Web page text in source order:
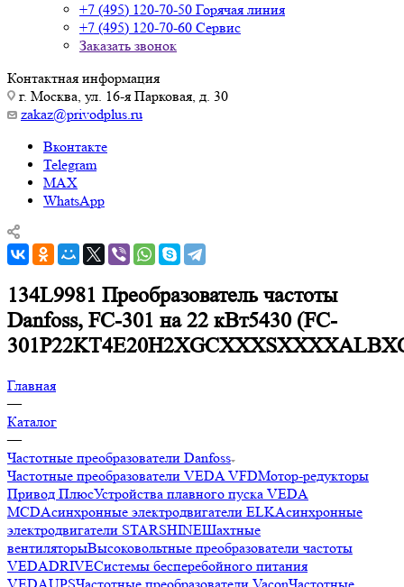
+7 (495) 120-70-50 Горячая линия
+7 (495) 120-70-60 Сервис
Заказать звонок
Контактная информация
г. Москва, ул. 16-я Парковая, д. 30
zakaz@privodplus.ru
Вконтакте
Telegram
MAX
WhatsApp
134L9981 Преобразователь частоты
Danfoss, FC-301 на 22 кВт5430 (FC-
Главная
—
Каталог
—
Частотные преобразователи Danfoss
Частотные преобразователи VEDA VFDМотор-редукторы
Привод ПлюсУстройства плавного пуска VEDA
MCDАсинхронные электродвигатели ELKАсинхронные
электродвигатели STARSHINEШахтные
вентиляторыВысоковольтные преобразователи частоты
VEDADRIVEСистемы бесперебойного питания